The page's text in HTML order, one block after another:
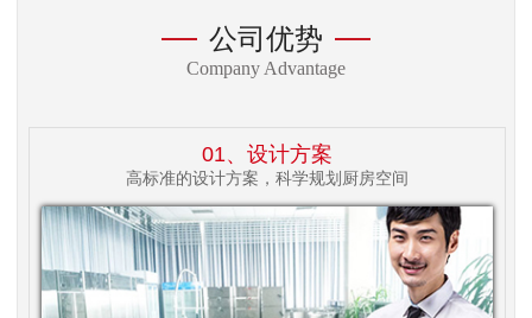
公司优势
Company Advantage
01、设计方案
高标准的设计方案，科学规划厨房空间